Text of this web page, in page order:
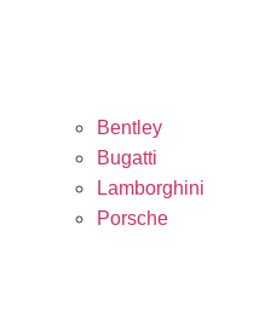
Bentley
Bugatti
Lamborghini
Porsche